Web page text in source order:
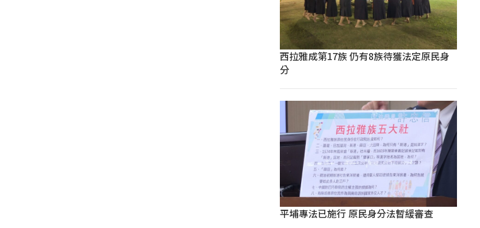
西拉雅成第17族 仍有8族待獲法定原民身
分
平埔專法已施行 原民身分法暫緩審查